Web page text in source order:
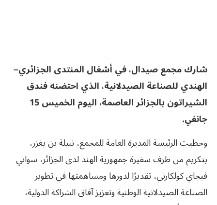
شارك مجمع صيدال، في أشغال المنتدى الجزائري–
الهندي للصناعة الصيدلانية، الذي احتضنه فندق
الشيراتون بالجزائر العاصمة، اليوم الخميس 15
جانفي.
وحظيت الرئيسة المديرة العامة للمجمع، نبيلة بن يغزر،
بتكريم من طرف سفيرة جمهورية الهند لدى الجزائر، سواتي
فيجاي كولكارني، تقديرًا لدورها ومساهمتها في تطوير
الصناعة الصيدلانية الوطنية وتعزيز آفاق الشراكة الدولية،